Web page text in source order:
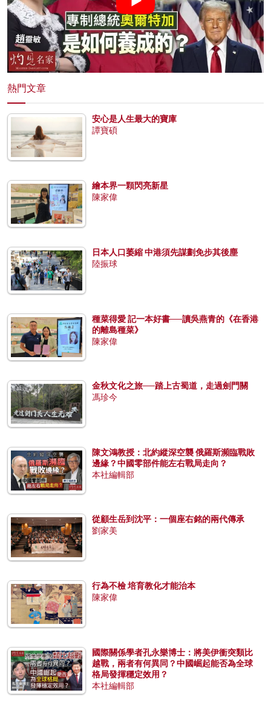
熱門文章
安心是人生最大的寶庫
譚寶碩
繪本界一顆閃亮新星
陳家偉
日本人口萎縮 中港須先謀劃免步其後塵
陸振球
種菜得愛 記一本好書──讀吳燕青的《在香港
的離島種菜》
陳家偉
金秋文化之旅──踏上古蜀道，走過劍門關
馮珍今
陳文鴻教授：北約縱深空襲 俄羅斯瀕臨戰敗
邊緣？中國零部件能左右戰局走向？
本社編輯部
從顧生岳到沈平：一個座右銘的兩代傳承
劉家美
行為不檢 培育教化才能治本
陳家偉
國際關係學者孔永樂博士：將美伊衝突類比
越戰，兩者有何異同？中國崛起能否為全球
格局發揮穩定效用？
本社編輯部